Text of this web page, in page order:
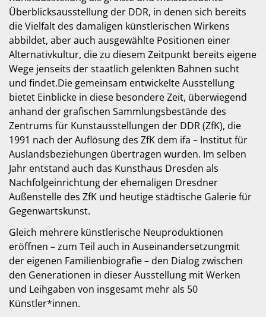
Überblicksausstellung der DDR, in denen sich bereits
die Vielfalt des damaligen künstlerischen Wirkens
abbildet, aber auch ausgewählte Positionen einer
Alternativkultur, die zu diesem Zeitpunkt bereits eigene
Wege jenseits der staatlich gelenkten Bahnen sucht
und findet.Die gemeinsam entwickelte Ausstellung
bietet Einblicke in diese besondere Zeit, überwiegend
anhand der grafischen Sammlungsbestände des
Zentrums für Kunstausstellungen der DDR (ZfK), die
1991 nach der Auflösung des ZfK dem ifa – Institut für
Auslandsbeziehungen übertragen wurden. Im selben
Jahr entstand auch das Kunsthaus Dresden als
Nachfolgeinrichtung der ehemaligen Dresdner
Außenstelle des ZfK und heutige städtische Galerie für
Gegenwartskunst.
Gleich mehrere künstlerische Neuproduktionen
eröffnen – zum Teil auch in Auseinandersetzungmit
der eigenen Familienbiografie – den Dialog zwischen
den Generationen in dieser Ausstellung mit Werken
und Leihgaben von insgesamt mehr als 50
Künstler*innen.